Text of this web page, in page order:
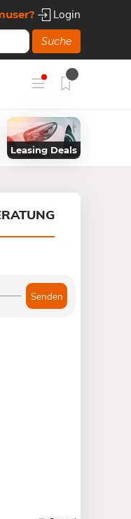
Login
Suche
Leasing Deals